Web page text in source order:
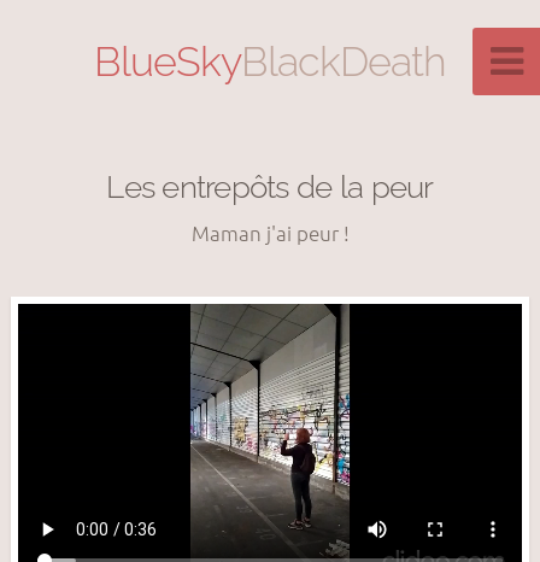
BlueSkyBlackDeath
Les entrepôts de la peur
Maman j'ai peur !